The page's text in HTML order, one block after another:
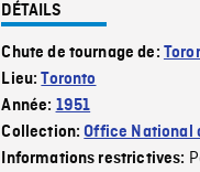
DÉTAILS
Chute de tournage de:
Lieu:Toronto
Année: 1951
Collection:Office National
Informations restrictives: